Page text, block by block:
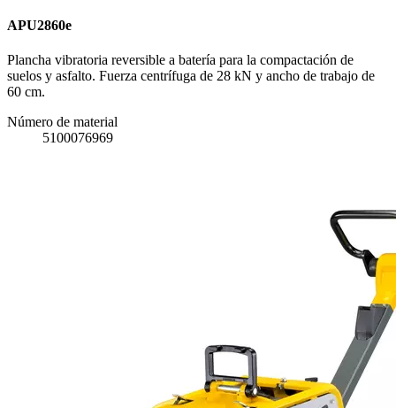
APU2860e
Plancha vibratoria reversible a batería para la compactación de
suelos y asfalto. Fuerza centrífuga de 28 kN y ancho de trabajo de
60 cm.
Número de material
5100076969